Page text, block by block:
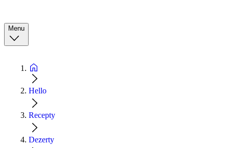
Menu
Hello
Recepty
Dezerty